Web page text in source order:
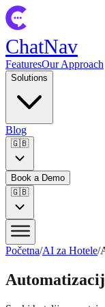
ChatNav
FeaturesOur Approach
Solutions
Blog
🇬🇧
Book a Demo
🇬🇧
Početna/AI za Hotele/